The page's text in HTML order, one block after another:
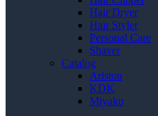
Hair Dryer
Hair Styler
Personal Care
Shaver
Catalog
Ariston
KDK
Miyako